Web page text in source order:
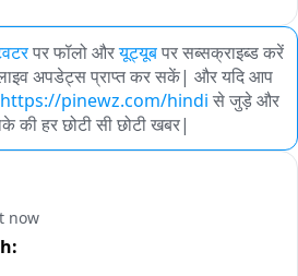
पर फॉलो औरयूट्यूबपर सब्सक्राइब्ड करें
अपडेट्स प्राप्त कर सकें| और यदि आप
https://pinewz.com/hindi से जुड़े और
की हर छोटी सी छोटी खबर|
now